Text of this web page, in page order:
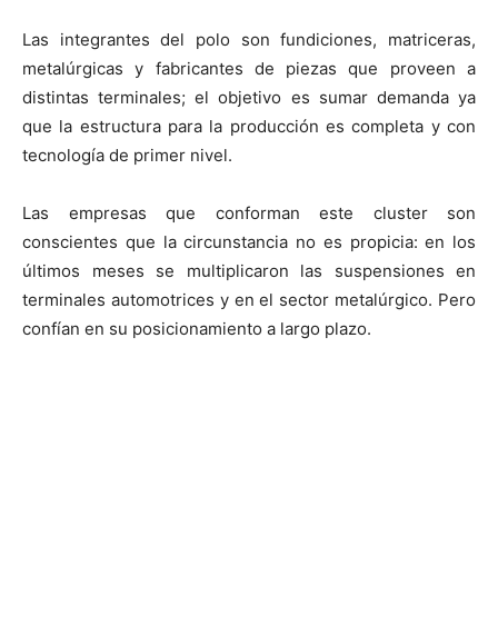
Las integrantes del polo son fundiciones, matriceras,
metalúrgicas y fabricantes de piezas que proveen a
distintas terminales; el objetivo es sumar demanda ya
que la estructura para la producción es completa y con
tecnología de primer nivel.
Las empresas que conforman este cluster son
conscientes que la circunstancia no es propicia: en los
últimos meses se multiplicaron las suspensiones en
terminales automotrices y en el sector metalúrgico. Pero
confían en su posicionamiento a largo plazo.